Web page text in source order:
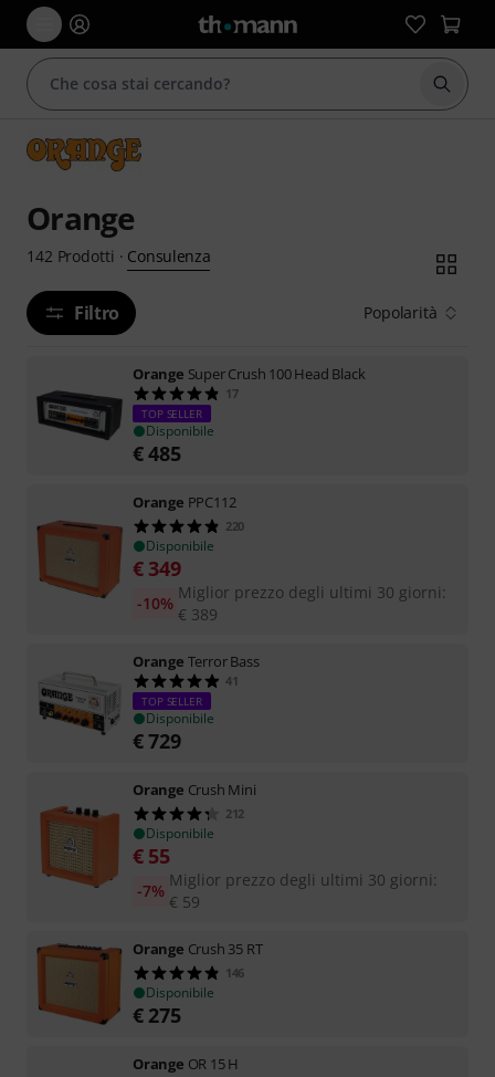
Orange
142 Prodotti · Consulenza
Filtro Popolarità
Orange Super Crush 100 Head Black
17
TOP SELLER
Disponibile
€485
Orange PPC112
220
Disponibile
€ 349
Miglior prezzo degli ultimi 30 giorni:
€ 389
-10%
Orange Terror Bass
41
TOP SELLER
Disponibile
€729
Orange Crush Mini
212
Disponibile
€ 55
Miglior prezzo degli ultimi 30 giorni:
€ 59
-7%
Orange Crush 35 RT
146
Disponibile
€ 275
Orange OR 15 H